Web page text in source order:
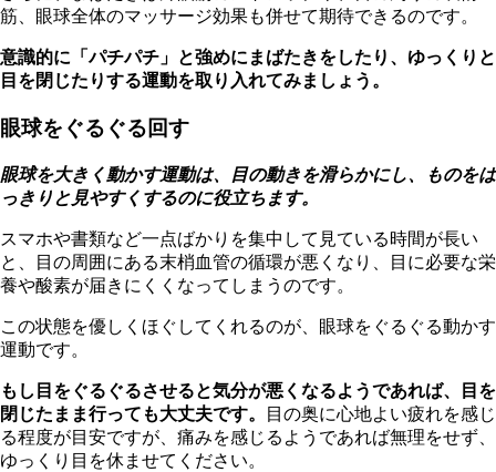
筋、眼球全体のマッサージ効果も併せて期待できるのです。
意識的に「パチパチ」と強めにまばたきをしたり、ゆっくりと
目を閉じたりする運動を取り入れてみましょう。
眼球をぐるぐる回す
眼球を大きく動かす運動は、目の動きを滑らかにし、ものをは
っきりと見やすくするのに役立ちます。
スマホや書類など一点ばかりを集中して見ている時間が長い
と、目の周囲にある末梢血管の循環が悪くなり、目に必要な栄
養や酸素が届きにくくなってしまうのです。
この状態を優しくほぐしてくれるのが、眼球をぐるぐる動かす
運動です。
もし目をぐるぐるさせると気分が悪くなるようであれば、目を
閉じたまま行っても大丈夫です。
目の奥に心地よい疲れを感じ
る程度が目安ですが、痛みを感じるようであれば無理をせず、
ゆっくり目を休ませてください。